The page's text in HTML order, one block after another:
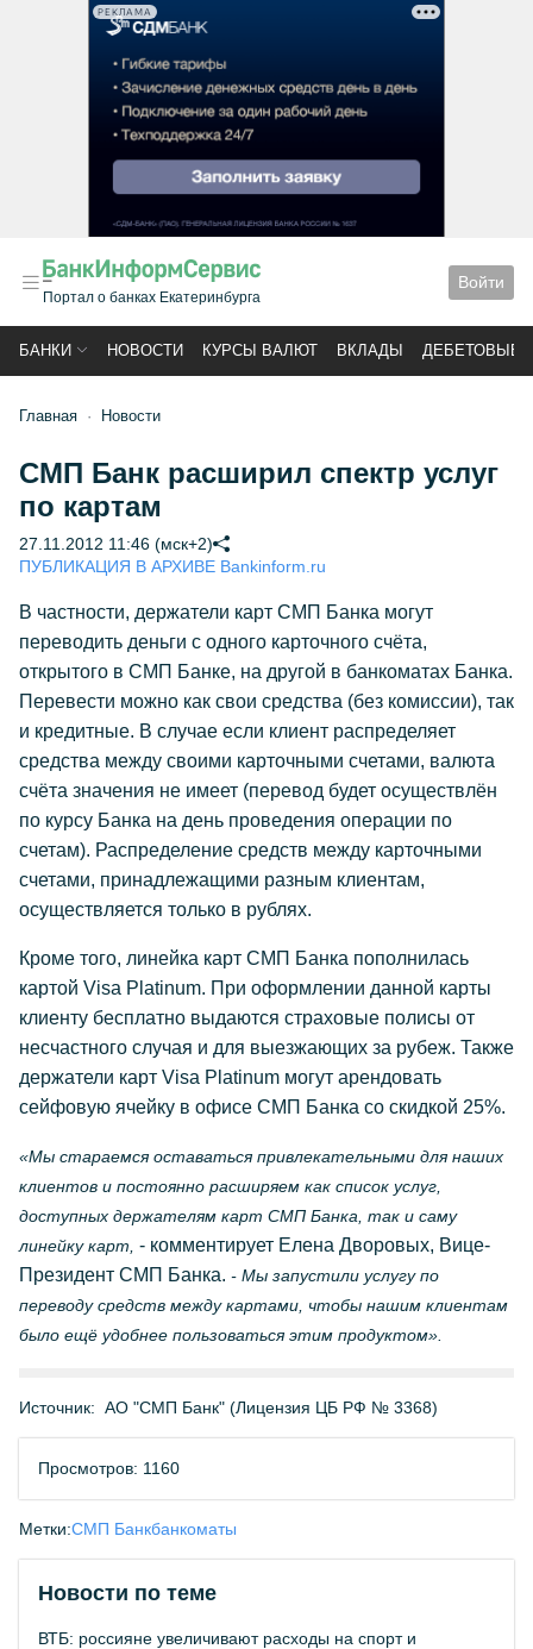
РЕКЛАМА
Портал о банках Екатеринбурга
Войти
БАНКИ НОВОСТИ КУРСЫ ВАЛЮТ ВКЛАДЫ ДЕБЕТОВЫЕ
Главная Новости
СМП Банк расширил спектр услуг
по картам
27.11.2012 11:46 (мск+2)
ПУБЛИКАЦИЯ В АРХИВЕ Bankinform.ru
В частности, держатели карт СМП Банка могут
переводить деньги с одного карточного счёта,
открытого в СМП Банке, на другой в банкоматах Банка.
Перевести можно как свои средства (без комиссии), так
и кредитные. В случае если клиент распределяет
средства между своими карточными счетами, валюта
счёта значения не имеет (перевод будет осуществлён
по курсу Банка на день проведения операции по
счетам). Распределение средств между карточными
счетами, принадлежащими разным клиентам,
осуществляется только в рублях.
Кроме того, линейка карт СМП Банка пополнилась
картой Visa Platinum. При оформлении данной карты
клиенту бесплатно выдаются страховые полисы от
несчастного случая и для выезжающих за рубеж. Также
держатели карт Visa Platinum могут арендовать
сейфовую ячейку в офисе СМП Банка со скидкой 25%.
«Мы стараемся оставаться привлекательными для наших
клиентов и постоянно расширяем как список услуг,
доступных держателям карт СМП Банка, так и саму
линейку карт, - комментирует Елена Дворовых, Вице-
Президент СМП Банка. - Мы запустили услугу по
переводу средств между картами, чтобы нашим клиентам
было ещё удобнее пользоваться этим продуктом».
Источник: АО "СМП Банк" (Лицензия ЦБ РФ № 3368)
Просмотров: 1160
Метки:СМП Банкбанкоматы
Новости по теме
ВТБ: россияне увеличивают расходы на спорт и